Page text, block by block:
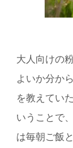
大人向けの
よいか分か
を教えてい
いうことで
は毎朝ご飯